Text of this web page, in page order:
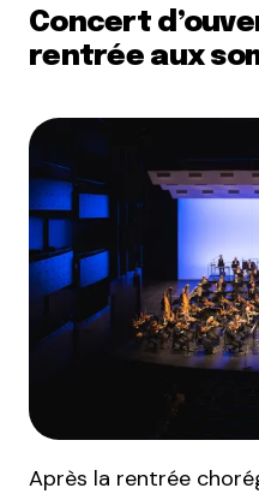
Concert
rentrée aux
Après la rentrée